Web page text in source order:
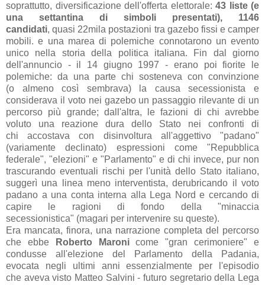
soprattutto, diversificazione dell'offerta elettorale: 43
liste (e
una settantina di simboli presentati), 1146
candidati,quasi 22mila postazioni tra gazebo fissi e camper
mobili. e una marea di polemiche connotarono un evento
unico nella storia della politica italiana. Fin dal giorno
dell'annuncio - il 14 giugno 1997 - erano poi fiorite le
polemiche: da una parte chi sosteneva con convinzione
(o almeno così sembrava) la causa secessionista e
considerava il voto nei gazebo un passaggio rilevante di un
percorso più grande; dall'altra, le fazioni di chi avrebbe
voluto una reazione dura dello Stato nei confronti di
chiaccostavacon disinvoltura all'aggettivo "padano"
(variamente declinato) espressioni come "Repubblica
federale", "elezioni" e "Parl amento" e di chi invece, pur non
trascurando eventuali rischi per l'unità dello Stato italiano,
suggerì una linea meno interventista, derubricando il voto
padano a una conta interna all a Lega Nord e cercando di
capire le ragioni di fondo dell a "minaccia
secessionistica" (magari per intervenire su queste).
Era mancata, finora, una narrazione completa del percorso
che ebbe
Roberto Maronicome "gran cerimoniere" e
condusse
all'elezione del Parl amento dell a
Padania,
evocata negli ultimi anni essenzialmente per l'episodio
che aveva visto Matteo Salvini - futuro segretario della Lega